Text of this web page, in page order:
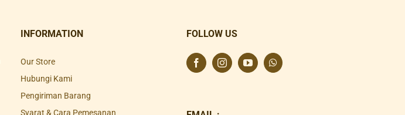
INFORMATION
Our Store
Hubungi Kami
Pengiriman Barang
Syarat & Cara Pemesanan
FOLLOW US